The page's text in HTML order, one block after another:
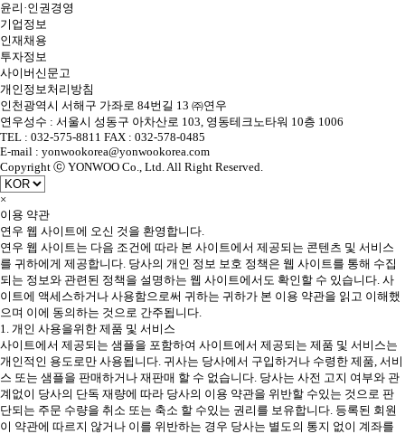
윤리·인권경영
기업정보
인재채용
투자정보
사이버신문고
개인정보처리방침
인천광역시 서해구 가좌로 84번길 13 ㈜연우
연우성수 : 서울시 성동구 아차산로 103, 영동테크노타워 10층 1006
TEL : 032-575-8811 FAX : 032-578-0485
E-mail : yonwookorea@yonwookorea.com
Copyright ⓒ YONWOO Co., Ltd. All Right Reserved.
×
이용 약관
연우 웹 사이트에 오신 것을 환영합니다.
연우 웹 사이트는 다음 조건에 따라 본 사이트에서 제공되는 콘텐츠 및 서비스
를 귀하에게 제공합니다. 당사의 개인 정보 보호 정책은 웹 사이트를 통해 수집
되는 정보와 관련된 정책을 설명하는 웹 사이트에서도 확인할 수 있습니다. 사
이트에 액세스하거나 사용함으로써 귀하는 귀하가 본 이용 약관을 읽고 이해했
으며 이에 동의하는 것으로 간주됩니다.
1. 개인 사용을위한 제품 및 서비스
사이트에서 제공되는 샘플을 포함하여 사이트에서 제공되는 제품 및 서비스는
개인적인 용도로만 사용됩니다. 귀사는 당사에서 구입하거나 수령한 제품, 서비
스 또는 샘플을 판매하거나 재판매 할 수 없습니다. 당사는 사전 고지 여부와 관
계없이 당사의 단독 재량에 따라 당사의 이용 약관을 위반할 수있는 것으로 판
단되는 주문 수량을 취소 또는 축소 할 수있는 권리를 보유합니다. 등록된 회원
이 약관에 따르지 않거나 이를 위반하는 경우 당사는 별도의 통지 없이 계좌를